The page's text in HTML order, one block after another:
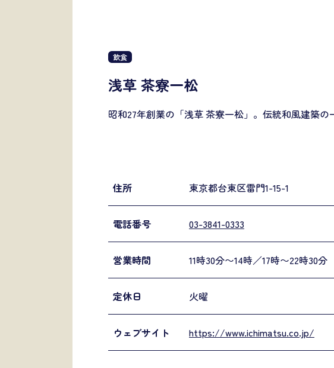
飲食
浅草 茶寮一松
昭和27年創業の「浅草 茶寮一松」。伝統和風建築
住所 東京都台東区雷門1-15-1
電話番号 03-3841-0333
営業時間 11時30分〜14時／17時〜22時30分
定休日 火曜
ウェブサイト https://www.ichimatsu.co.jp/